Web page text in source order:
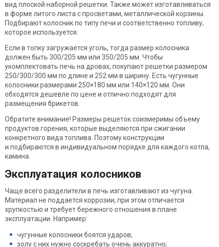
вид плоской наборной решетки. Также может изготавливаться
в форме литого листа с просветами, металлической корзины.
Подбирают колосник по типу печи и соответственно топливу,
которое используется.
Если в топку загружается уголь, тогда размер колосника
должен быть 300/205 мм или 350/205 мм. Чтобы
укомплектовать печь на дровах, покупают решетки размером
250/300/300 мм по длине и 252 мм в ширину. Есть чугунные
колосники размерами 250×180 мм или 140×120 мм. Они
обходятся дешевле по цене и отлично подходят для
размещения брикетов.
Обратите внимание! Размеры решеток соизмеримы объему
продуктов горения, которые выделяются при сжигании
конкретного вида топлива. Поэтому конструкции
и подбираются в индивидуальном порядке для каждого котла,
камина.
Эксплуатация колосников
Чаще всего разделители в печь изготавливают из чугуна.
Материал не поддается коррозии, при этом отличается
хрупкостью и требует бережного отношения в плане
эксплуатации. Например:
чугунные колосники боятся ударов;
золу с них нужно соскребать очень аккуратно;